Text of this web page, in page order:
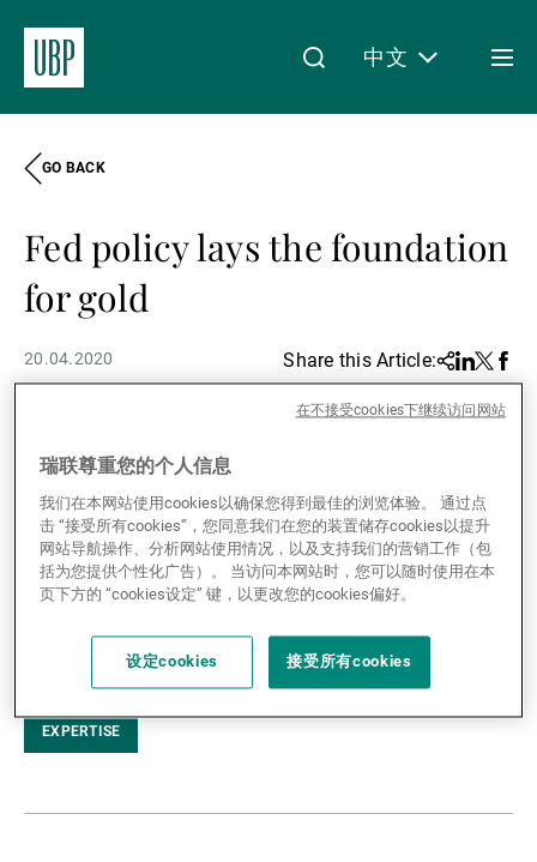
财富管理
资产管理
第三方资产管理机构
新闻中心/瑞联卓见
中文
GO BACK
Fed policy lays the foundation
for gold
20.04.2020 Share this Article:Share
Linkedin
Twitter
Spotlight - The US Federal Reserve
has committed to a ‘whatever it
takes’ approach to offset the impact
of the Coronavirus on the US and
of this commitment will be gold.
EXPERTISE
瑞联尊重您的个人信息
我们在本网站使用cookies以确保您得到最佳的浏览体验。 通过点
击 “接受所有cookies”，您同意我们在您的装置储存cookies以提升
网站导航操作、分析网站使用情况，以及支持我们的营销工作（包
括为您提供个性化广告）。 当访问本网站时，您可以随时使用在本
页下方的 “cookies设定” 键，以更改您的cookies偏好。
设定cookies 接受所有cookies
在不接受cookies下继续访问网站